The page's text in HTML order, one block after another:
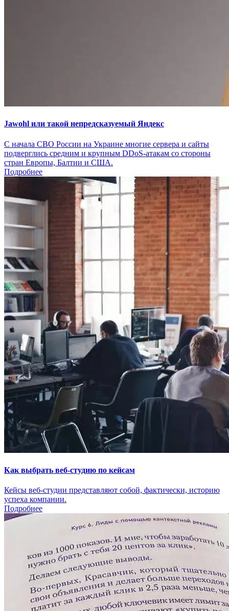
Jawohl или такой непредсказуемый Яндекс
С начала СВО России на Украине многие сервера и сайты
подверглись средним и крупным DDoS-атакам со стороны
стран Европы, Балтии и США.
Подробнее
Как выбрать веб-студию по кейсам
Кейсы веб-студии представляют собой, фактически, историю
успеха компании.
Подробнее